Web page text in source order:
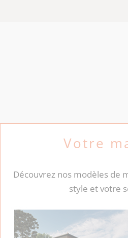
Votre
Découvrez nos modèles de
style et votre